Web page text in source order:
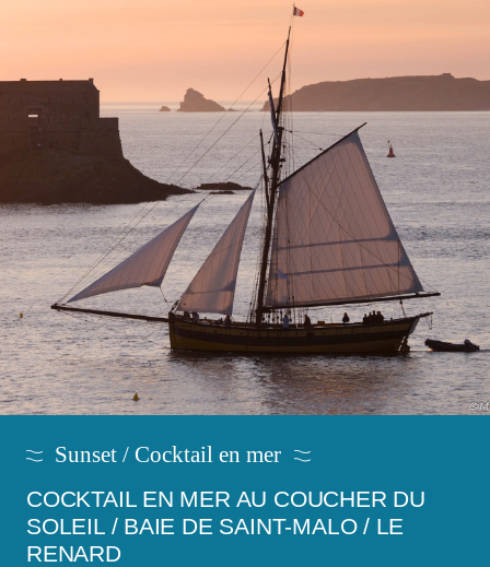
Sunset / Cocktail en mer
COCKTAIL EN MER AU COUCHER DU
SOLEIL / BAIE DE SAINT-MALO / LE
RENARD